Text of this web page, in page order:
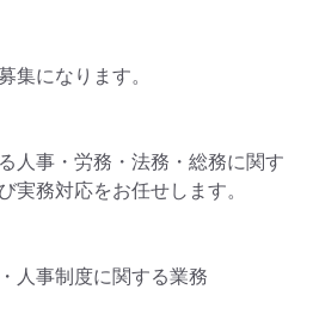
集になります。
人事・労務・法務・総務に関す
実務対応をお任せします。
人事制度に関する業務